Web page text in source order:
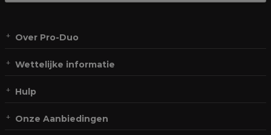
Over Pro-Duo
Wettelijke informatie
Hulp
Onze Aanbiedingen